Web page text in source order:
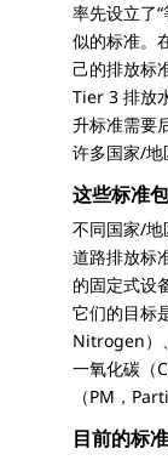
率先设立了
似的标准。
己的排放标
Tier 3 排放
升标准需要
许多国家/地
这些标准
不同国家/地
道路排放标
的固定式设
它们的目标
Nitrogen）
一氧化碳（
（PM，
目前的标